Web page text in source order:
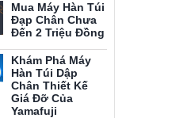
Mua Máy Hàn Túi
Đạp Chân Chưa
Đến 2 Triệu Đồng
Khám Phá Máy
Hàn Túi Dập
Chân Thiết Kế
Giá Đỡ Của
Yamafuji